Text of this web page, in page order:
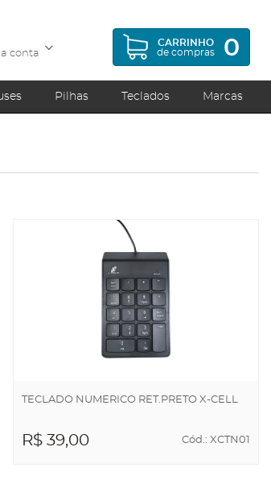
conta
CARRINHO
de compras
0
Pilhas Teclados Marcas
TECLADO NUMERICO RET.PRETO X-CELL
R$ 39,00 Cód.: XCTN01